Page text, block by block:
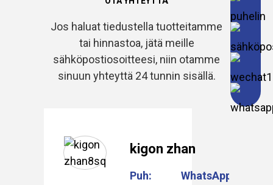
Jos haluat tiedustella tuotteitamme
tai hinnastoa, jätä meille
sähköpostiosoitteesi, niin otamme
sinuun yhteyttä 24 tunnin sisällä.
kigon zhan
Puh:
WhatsApp: